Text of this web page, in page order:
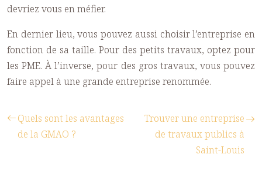
devriez vous en méfier.
En dernier lieu, vous pouvez aussi choisir l’entreprise en
fonction de sa taille. Pour des petits travaux, optez pour
les PME. À l’inverse, pour des gros travaux, vous pouvez
faire appel à une grande entreprise renommée.
Quels sont les avantages
de la GMAO ?
Trouver une entreprise
de travaux publics à
Saint-Louis